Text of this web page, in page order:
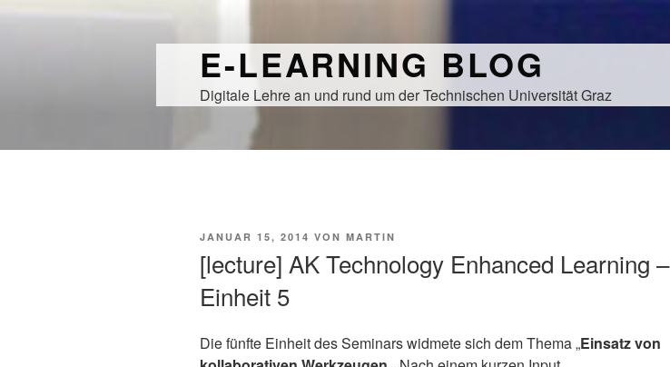
E-LEARNING BLOG
Digitale Lehre an und rund um der Technischen Universität Graz
VERÖFFENTLICHT
JANUAR 15, 2014 VON MARTIN
[lecture] AK Technology Enhanced Learning –
Einheit 5
Die fünfte Einheit des Seminars widmete sich dem Thema „Einsatz von